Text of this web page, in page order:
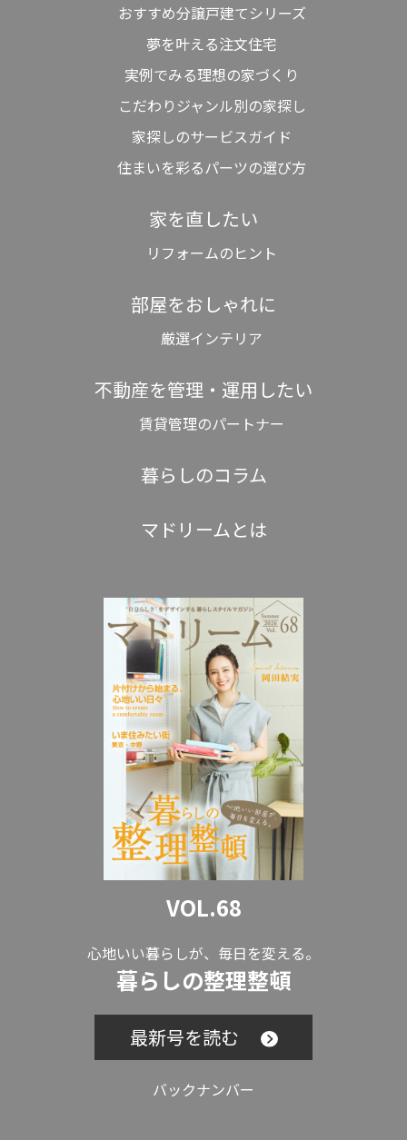
おすすめ分譲戸建てシリーズ
夢を叶える注文住宅
実例でみる理想の家づくり
こだわりジャンル別の家探し
家探しのサービスガイド
住まいを彩るパーツの選び方
家を直したい
リフォームのヒント
部屋をおしゃれに
厳選インテリア
不動産を管理・運用したい
賃貸管理のパートナー
暮らしのコラム
マドリームとは
VOL.68
心地いい暮らしが、毎日を変える。
暮らしの整理整頓
最新号を読む
バックナンバー